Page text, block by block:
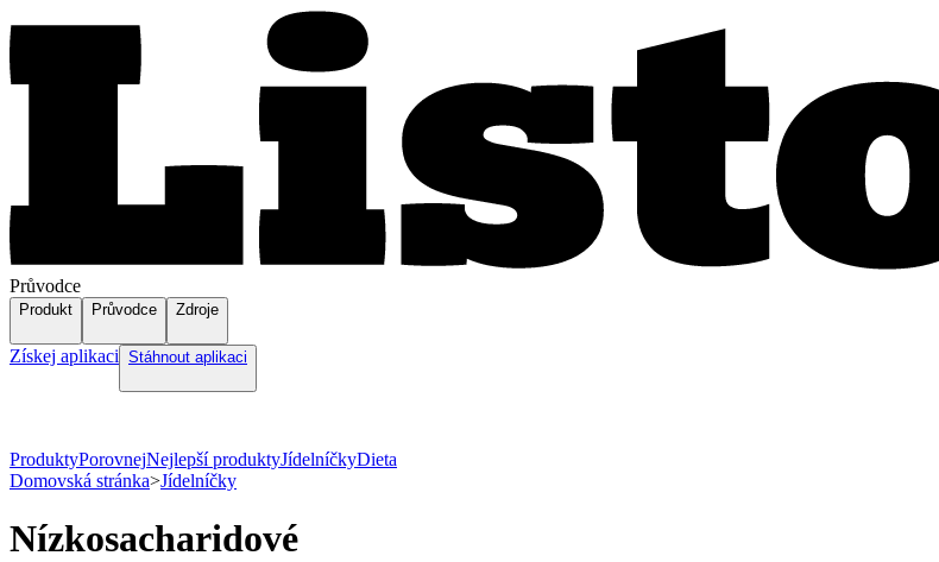
Průvodce
Produkt Průvodce Zdroje
Získej aplikaci Stáhnout aplikaci
ProduktyPorovnejNejlepší produktyJídelníčkyDieta
Domovská stránka>Jídelníčky
Nízkosacharidové